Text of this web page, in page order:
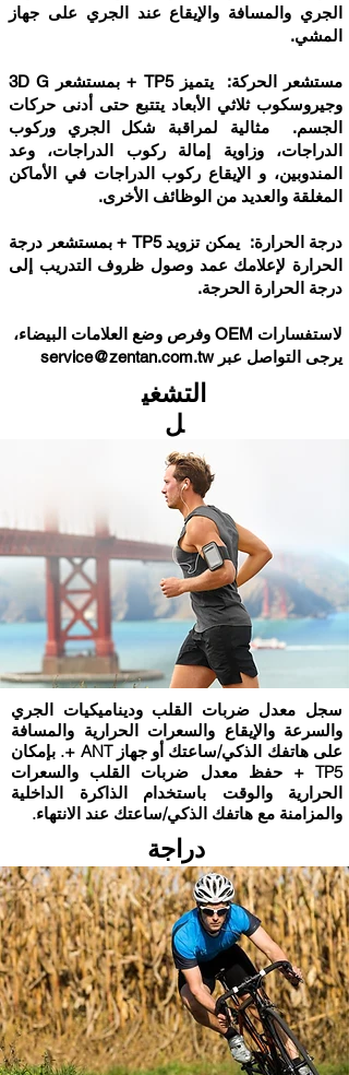
الجري والمسافة والإيقاع عند الجري على جهاز
المشي.
مستشعر الحركة: يتميز TP5 + بمستشعر 3D G
وجيروسكوب ثلاثي الأبعاد يتتبع حتى أدنى حركات
الجسم. مثالية لمراقبة شكل الجري وركوب
الدراجات، وزاوية إمالة ركوب الدراجات، وعد
المندوبين، و الإيقاع ركوب الدراجات في الأماكن
المغلقة والعديد من الوظائف الأخرى.
درجة الحرارة: يمكن تزويد TP5 + بمستشعر درجة
الحرارة لإعلامك عمد وصول ظروف التدريب إلى
درجة الحرارة الحرجة.
لاستفسارات OEM وفرص وضع العلامات البيضاء،
يرجى التواصل عبرservice@zentan.com.tw
التشغي
ل
سجل معدل ضربات القلب وديناميكيات الجري
والسرعة والإيقاع والسعرات الحرارية والمسافة
على هاتفك الذكي/ساعتك أو جهاز ANT +. بإمكان
TP5 + حفظ معدل ضربات القلب والسعرات
الحرارية والوقت باستخدام الذاكرة الداخلية
والمزامنة مع هاتفك الذكي/ساعتك عند الانتهاء.
دراجة